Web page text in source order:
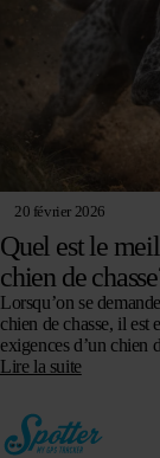
20 février 2026
Quel est le
chien de
Lorsqu’on se
chien de chasse, il est
exigences d’un chien
à…
Lire la suite